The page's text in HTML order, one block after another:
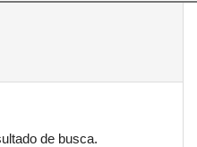
de busca.